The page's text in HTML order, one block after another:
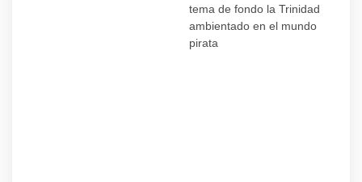
tema de fondo la Trinidad
ambientado en el mundo
pirata